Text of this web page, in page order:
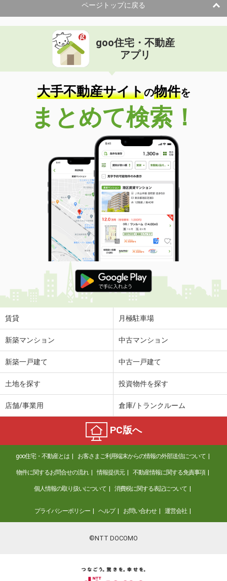
ページトップに戻る
goo住宅・不動産
アプリ
大手不動産サイトの物件を
まとめて検索！
賃貸 月極駐車場
新築マンション 中古マンション
新築一戸建て 中古一戸建て
土地を探す 投資物件を探す
店舗/事業用 倉庫/トランクルーム
PC版へ
goo住宅・不動産とは お客さまご利用端末からの情報の外部送信について
物件に関するお問合せの流れ 情報提供元 不動産情報に関する免責事項
個人情報の取り扱いについて 消費税に関する表記について
プライバシーポリシー ヘルプ お問い合わせ 運営会社
©NTT DOCOMO